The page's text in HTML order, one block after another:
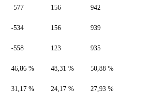
-577 156 942
-534 156 939
-558 123 935
46,86 % 48,31 % 50,88 %
31,17 % 24,17 % 27,93 %